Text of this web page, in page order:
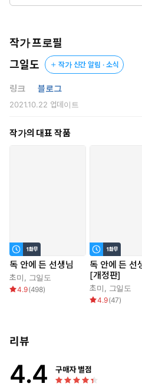
봄날의 알레르기 같던 어린 날의
25살, 재하도 꿈도 자신도 모두 버
다시는 만나지 않길 바랐건만….
“여기는 선영 씨. 원래 광고만 하던
출….”
“자는 건 연인이 아니라도 할 수 있어.”
작가 프로필
그일도
작가 신간 알림 · 소식
링크 블로그
2021.10.22 업데이트
작가의 대표 작품
독 안에 든 선생님
초미, 그일도
4.9(498)
독 안에 든 선
[개정판]
초미, 그일도
4.9(47)
리뷰
4.4 구매자 별점